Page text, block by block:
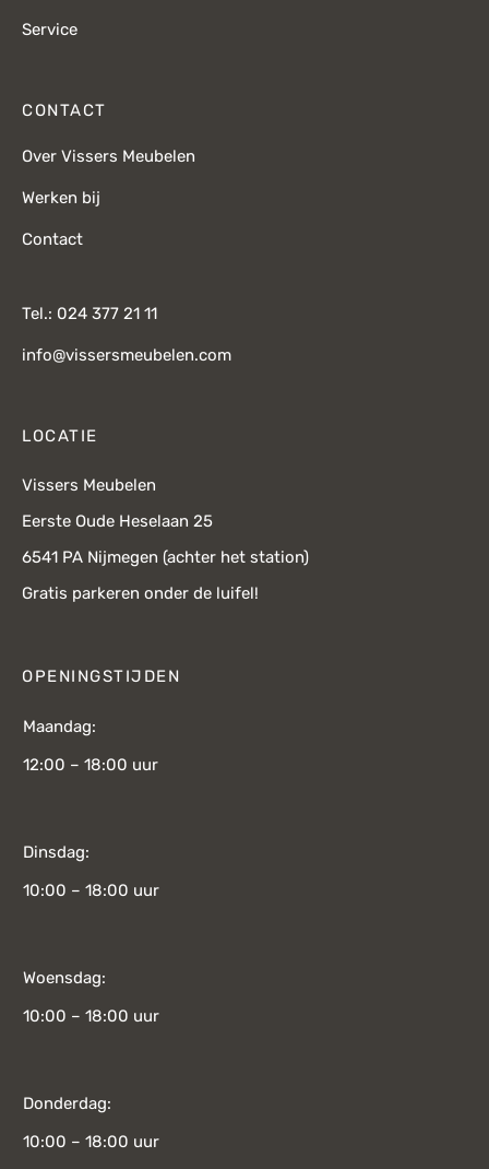
Service
CONTACT
Over Vissers Meubelen
Werken bij
Contact
Tel.: 024 377 21 11
info@vissersmeubelen.com
LOCATIE
Vissers Meubelen
Eerste Oude Heselaan 25
6541 PA Nijmegen (achter het station)
Gratis parkeren onder de luifel!
OPENINGSTIJDEN
Maandag:
12:00 – 18:00 uur
Dinsdag:
10:00 – 18:00 uur
Woensdag:
10:00 – 18:00 uur
Donderdag:
10:00 – 18:00 uur